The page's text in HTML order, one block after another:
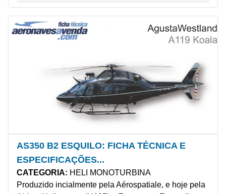
AS350 B2 ESQUILO: FICHA TÉCNICA E
ESPECIFICAÇÕES...
CATEGORIA: HELI MONOTURBINA
Produzido incialmente pela Aérospatiale, e hoje pela